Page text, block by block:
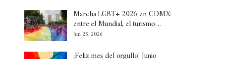
Marcha LGBT+ 2026 en CDMX:
entre el Mundial, el turismo…
Jun 25, 2026